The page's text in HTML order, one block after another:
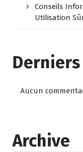
Conseils
Utilisation
Aucun
Archive